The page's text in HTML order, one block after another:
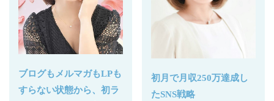
ブログもメルマガもLPも
すらない状態から、初ラ
初月で月収250万達成し
たSNS戦略